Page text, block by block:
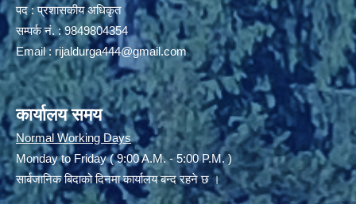
पद : प्रशासकीय अधिकृत
सम्पर्क नं. : 9849804354
Email : rijaldurga444@gmail.com
कार्यालय समय
Normal Working Days
Monday to Friday ( 9:00 A.M. - 5:00 P.M. )
सार्बजानिक बिदाको दिनमा कार्यालय बन्द रहने छ ।